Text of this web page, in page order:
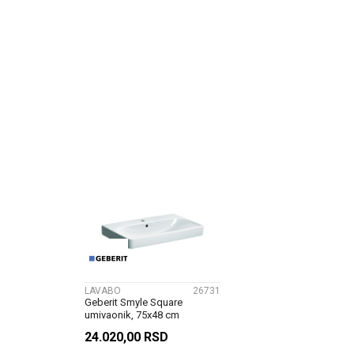
LAVABO 26731
Geberit Smyle Square
umivaonik, 75x48 cm
24.020,00 RSD